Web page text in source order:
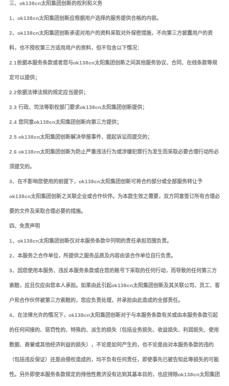
三、ok138cn太阳集团创新的权利和义务
1、ok138cn太阳集团创新应根据用户选择的服务提供合格的内容。
2、ok138cn太阳集团创新承诺对用户的资料采取对外保密措施，不向第三方披露用户的资
料，也不授权第三方适用用户的资料，但不包含以下情况：
2.1依据本服务条款或者您与ok138cn太阳集团创新之间其他服务协议、合同、在线条款等规
定可以提供；
2.2依据法律法规的规定应当提供；
2.3 行政、司法等职权部门要求ok138cn太阳集团创新提供；
2.4 您同意ok138cn太阳集团创新向第三方提供；
2.5 ok138cn太阳集团创新解决举报事件、提起诉讼而提交的；
2.6 ok138cn太阳集团创新为防止严重违法行为或涉嫌犯罪行为发生而采取必要合理行动所必
须提交的。
3、在不影响您使用的前提下，ok138cn太阳集团创新可将合约部分或全部服务转让予
ok138cn太阳集团创新之关联企业或合作伙伴。为本款生效之需要，双方同意签订所有合理必
要的文件及采取合理必要的措施。
四、免责声明
1、ok138cn太阳集团创新仅对本服务条款中列明的责任承担范围负责。
2、本服务之合作单位，所提供之服务品质及内容由该合作单位自行负责。
3、因您使用本服务、违反本服务条款或在您的账号下采取的任何行动，而导致的任何第三方
索赔，应且仅应由您本人承担。如果由此引起ok138cn太阳集团创新及其关联公司、员工、客
户和合作伙伴被第三方索赔的，您应负责处理，并承担由此造成的全部责任。
4、在法律允许的情况下，ok138cn太阳集团创新对于与本服务条款有关或由本服务条款引起
的任何间接的、惩罚性的、特殊的、派生的损失（包括业务损失、收益损失、利润损失、使用
数据、商誉或其他经济利益的损失），不论是如何产生的，也不论是由对本服务条款的违约
（包括违反保证）还是由侵权造成的，均不负有任何责任，即使事先已被告知此等损失的可能
性。另外即使本服务条款规定的排他性救济没有达到其基本目的，也应排除ok138cn太阳集团